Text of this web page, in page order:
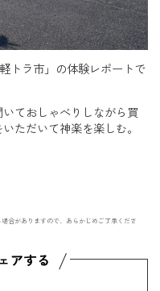
トラ市」の体験レポートで
ておしゃべりしながら買
ただいて神楽を楽しむ。
合がありますので、あらかじめご了承くださ